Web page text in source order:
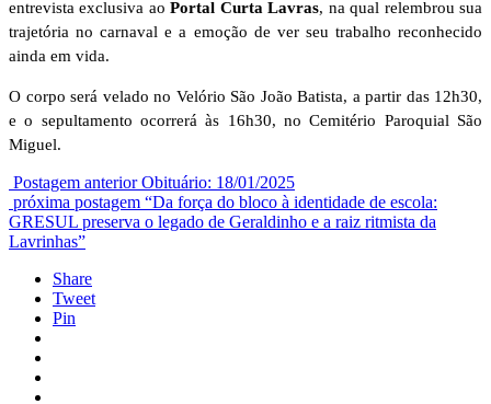
entrevista exclusiva aoPortal Curta Lavras, na qual relembrou sua
trajetória no carnaval e a emoção de ver seu trabalho reconhecido
ainda em vida.
O corpo será velado no Velório São João Batista, a partir das 12h30,
e o sepultamento ocorrerá às 16h30, no Cemitério Paroquial São
Miguel.
Postagem anterior Obituário: 18/01/2025
próxima postagem “Da força do bloco à identidade de escola:
GRESUL preserva o legado de Geraldinho e a raiz ritmista da
Lavrinhas”
Share
Tweet
Pin